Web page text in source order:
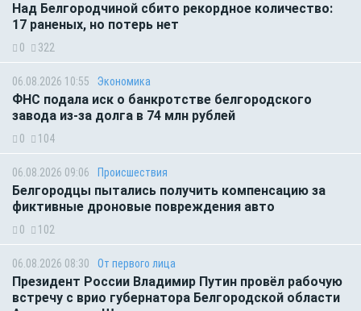
Над Белгородчиной сбито рекордное количество:
17 раненых, но потерь нет
0 322
06.08.2026 10:55 Экономика
ФНС подала иск о банкротстве белгородского
завода из-за долга в 74 млн рублей
0 104
06.08.2026 09:06 Происшествия
Белгородцы пытались получить компенсацию за
фиктивные дроновые повреждения авто
0 102
06.08.2026 08:30 От первого лица
Президент России Владимир Путин провёл рабочую
встречу с врио губернатора Белгородской области